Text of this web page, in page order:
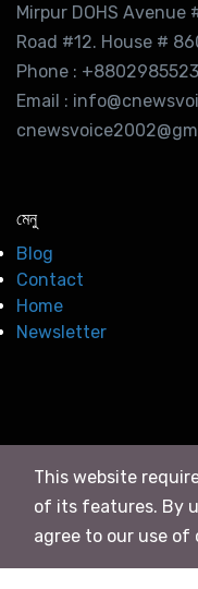
Mirpur DOHS Avenue
Road #12. House #
Phone :
Email :
মেনু
Blog
Contact
Home
Newsletter
© 2026 সি
This website
of its features. By
agree to our use of